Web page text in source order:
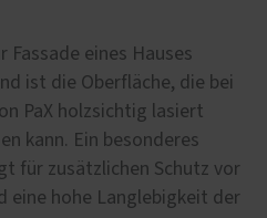
Fassade eines Hauses
ist die Oberfläche, die bei
PaX holzsichtig lasiert
kann. Ein besonderes
für zusätzlichen Schutz vor
eine hohe Langlebigkeit der